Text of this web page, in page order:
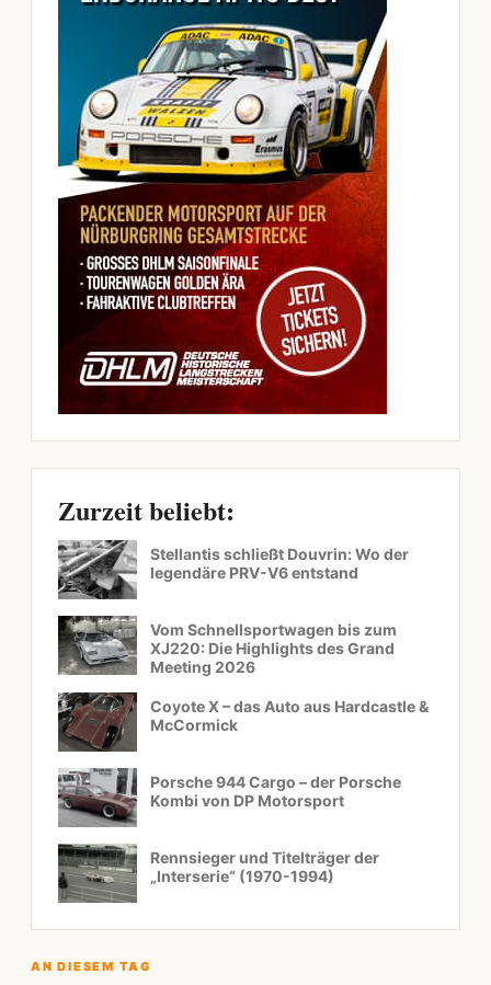
Zurzeit beliebt:
Stellantis schließt Douvrin: Wo der
legendäre PRV-V6 entstand
Vom Schnellsportwagen bis zum
XJ220: Die Highlights des Grand
Meeting 2026
Coyote X – das Auto aus Hardcastle &
McCormick
Porsche 944 Cargo – der Porsche
Kombi von DP Motorsport
Rennsieger und Titelträger der
„Interserie“ (1970-1994)
AN DIESEM TAG